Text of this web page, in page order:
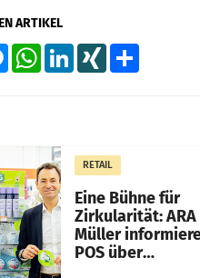
ARTIKEL
MessengerWhatsAppLinkedInXING
RETAIL
Eine Bühne für
Zirkularität: ARA
Müller
POS über